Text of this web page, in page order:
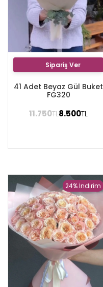
Sipariş Ver
41 Adet Beyaz Gül Buket
FG320
11.750TL8.500TL
24% İndirim